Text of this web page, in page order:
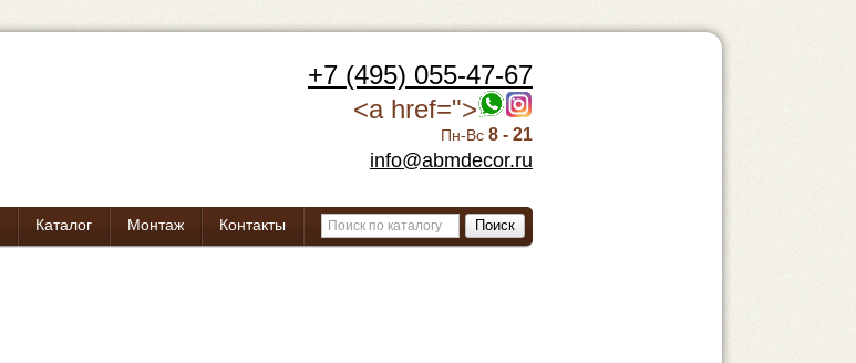
+7 (495) 055-47-67
<a href=">
Пн-Вс 8 - 21
info@abmdecor.ru
Каталог Монтаж Контакты Поиск